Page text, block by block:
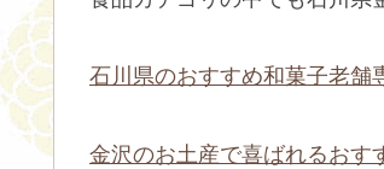
石川県のおすすめ和菓子老舗
金沢のお土産で喜ばれるおす